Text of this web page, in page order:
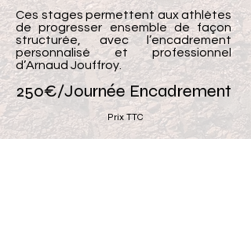
Ces stages permettent aux athlètes
de progresser ensemble de façon
structurée, avec l’encadrement
personnalisé et professionnel
d’Arnaud Jouffroy.
250€/Journée Encadrement
Prix TTC